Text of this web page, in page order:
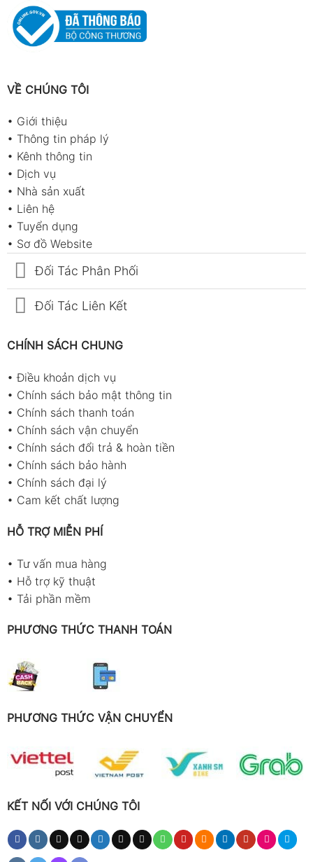
VỀ CHÚNG TÔI
• Giới thiệu
• Thông tin pháp lý
• Kênh thông tin
• Dịch vụ
• Nhà sản xuất
• Liên hệ
• Tuyển dụng
• Sơ đồ Website
Đối Tác Phân Phối
Đối Tác Liên Kết
CHÍNH SÁCH CHUNG
•Điều khoản dịch vụ
• Chính sách bảo mật thông tin
• Chính sách thanh toán
• Chính sách vận chuyển
• Chính sách đổi trả & hoàn tiền
• Chính sách bảo hành
• Chính sách đại lý
• Cam kết chất lượng
HỖ TRỢ MIỄN PHÍ
• Tư vấn mua hàng
• Hỗ trợ kỹ thuật
• Tải phần mềm
PHƯƠNG THỨC THANH TOÁN
PHƯƠNG THỨC VẬN CHUYỂN
KẾT NỐI VỚI CHÚNG TÔI